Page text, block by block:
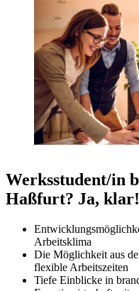
Werksstudent/in
Haßfurt? Ja, klar!
Arbeitsklima
Die Möglichkeit aus
flexible Arbeitszeiten
Tiefe Einblicke in